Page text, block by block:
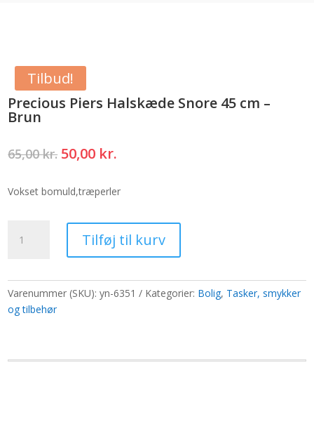
Tilbud!
Precious Piers Halskæde Snore 45 cm –
Brun
65,00kr. Den
pris
var:
50,00 kr.
pris
er:
Vokset bomuld,træperler
Piers
45
cm
antal
Tilføj til kurv
Varenummer (SKU):yn-6351 Kategorier: Bolig, Tasker, smykker
og tilbehør